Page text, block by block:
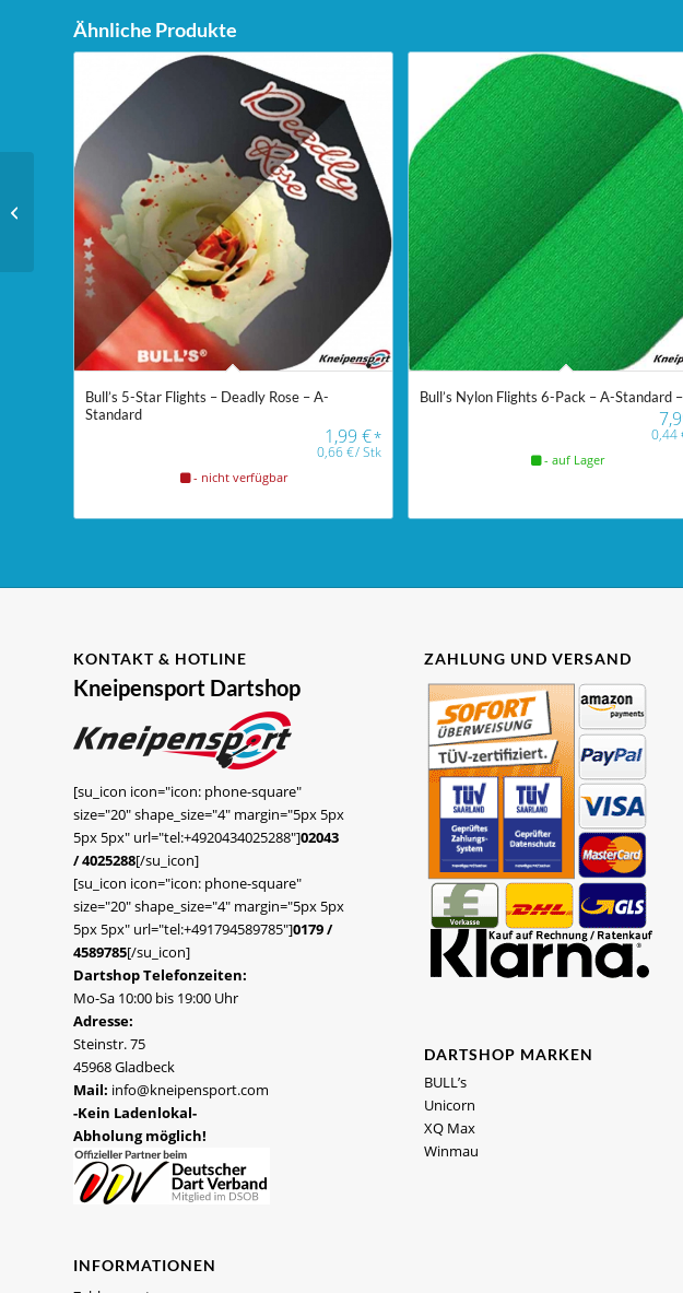
Ähnliche Produkte
Bull’s 5-Star Flights – Deadly Rose – A-
Standard
1,99€*
0,66€/Stk
- nicht verfügbar
Bull’s Nylon Flights 6-Pack – A-Standard
0,44
- auf Lager
KONTAKT & HOTLINE
Kneipensport Dartshop
[su_icon icon="icon: phone-square"
size="20" shape_size="4" margin="5px 5px
5px 5px" url="tel:+4920434025288"]02043
/ 4025288[/su_icon]
[su_icon icon="icon: phone-square"
size="20" shape_size="4" margin="5px 5px
5px 5px" url="tel:+491794589785"]0179 /
4589785[/su_icon]
Dartshop Telefonzeiten:
Mo-Sa 10:00 bis 19:00 Uhr
Adresse:
Steinstr. 75
45968 Gladbeck
Mail: info@kneipensport.com
-Kein Ladenlokal-
Abholung möglich!
INFORMATIONEN
ZAHLUNG UND VERSAND
DARTSHOP MARKEN
BULL’s
Unicorn
XQ Max
Winmau
Bull’s Klassik Kabinett